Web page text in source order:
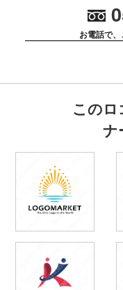
お電話で
このロ
ナ